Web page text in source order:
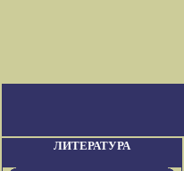
ЛИТЕРАТУРА